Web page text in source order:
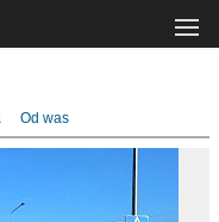
Od was